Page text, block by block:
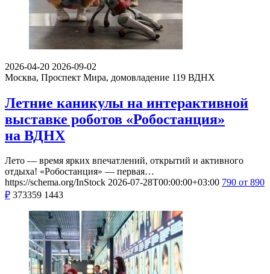
2026-04-20 2026-09-02
Москва, Проспект Мира, домовладение 119 ВДНХ
Летние каникулы на интерактивной
выставке роботов «Робостанция»
на ВДНХ
Лето — время ярких впечатлений, открытий и активного
отдыха! «Робостанция» — первая…
https://schema.org/InStock 2026-07-28T00:00:00+03:00 790 от 890
₽ 373359 1443